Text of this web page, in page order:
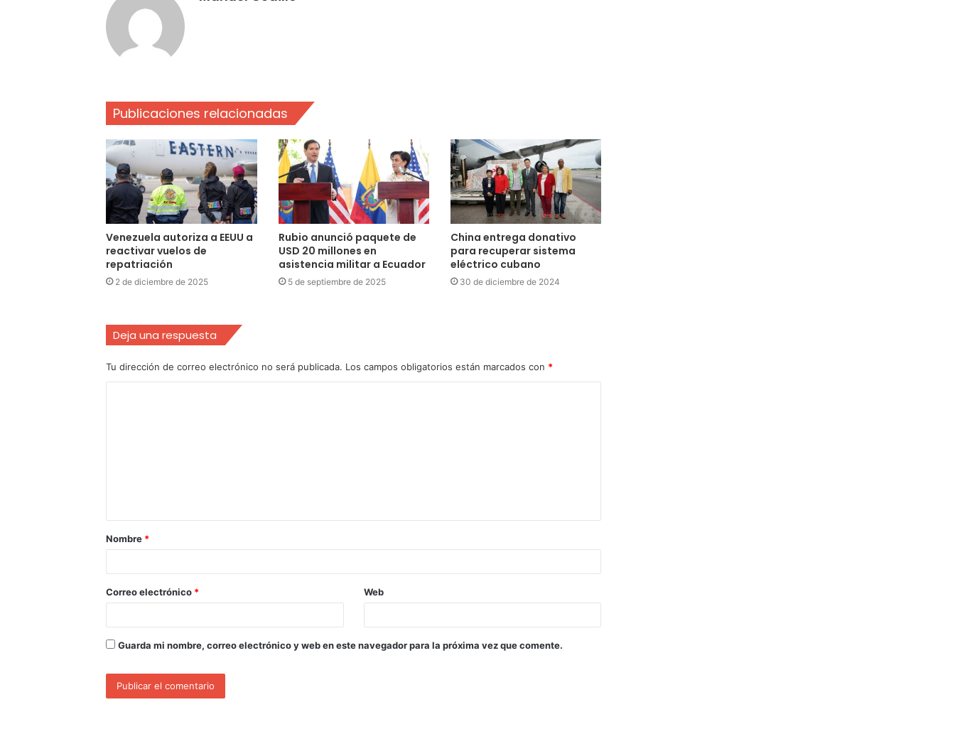
Publicaciones relacionadas
Venezuela autoriza a EEUU a
reactivar vuelos de
repatriación
2 de diciembre de 2025
Rubio anunció paquete de
USD 20 millones en
asistencia militar a Ecuador
5 de septiembre de 2025
China entrega donativo
para recuperar sistema
eléctrico cubano
30 de diciembre de 2024
Deja una respuesta
Tu dirección de correo electrónico no será publicada. Los campos obligatorios están marcados con *
Nombre *
Correo electrónico * Web
Guarda mi nombre, correo electrónico y web en este navegador para la próxima vez que comente.